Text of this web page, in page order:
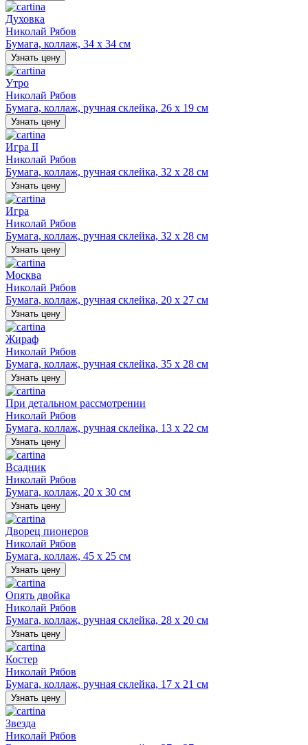
Духовка
Николай Рябов
Бумага, коллаж, 34 х 34 см
Узнать цену
Утро
Николай Рябов
Бумага, коллаж, ручная склейка, 26 х 19 см
Узнать цену
Игра II
Николай Рябов
Бумага, коллаж, ручная склейка, 32 х 28 см
Узнать цену
Игра
Николай Рябов
Бумага, коллаж, ручная склейка, 32 х 28 см
Узнать цену
Москва
Николай Рябов
Бумага, коллаж, ручная склейка, 20 х 27 см
Узнать цену
Жираф
Николай Рябов
Бумага, коллаж, ручная склейка, 35 х 28 см
Узнать цену
При детальном рассмотрении
Николай Рябов
Бумага, коллаж, ручная склейка, 13 х 22 см
Узнать цену
Всадник
Николай Рябов
Бумага, коллаж, 20 х 30 см
Узнать цену
Дворец пионеров
Николай Рябов
Бумага, коллаж, 45 х 25 см
Узнать цену
Опять двойка
Николай Рябов
Бумага, коллаж, ручная склейка, 28 х 20 см
Узнать цену
Костер
Николай Рябов
Бумага, коллаж, ручная склейка, 17 х 21 см
Узнать цену
Звезда
Николай Рябов